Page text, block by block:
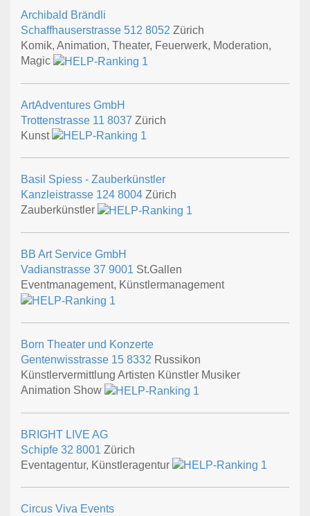
Archibald Brändli
Schaffhauserstrasse 512 8052 Zürich
Komik, Animation, Theater, Feuerwerk, Moderation,
Magic
ArtAdventures GmbH
Trottenstrasse 11 8037 Zürich
Kunst
Basil Spiess - Zauberkünstler
Kanzleistrasse 124 8004 Zürich
Zauberkünstler
BB Art Service GmbH
Vadianstrasse 37 9001 St.Gallen
Eventmanagement, Künstlermanagement
Born Theater und Konzerte
Gentenwisstrasse 15 8332 Russikon
Künstlervermittlung Artisten Künstler Musiker
Animation Show
BRIGHT LIVE AG
Schipfe 32 8001 Zürich
Eventagentur, Künstleragentur
Circus Viva Events